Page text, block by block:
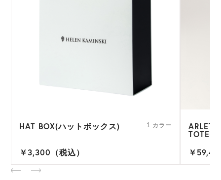
HAT BOX(ハットボックス) 1 カラー
￥3,300（税込）
TOTE(
￥